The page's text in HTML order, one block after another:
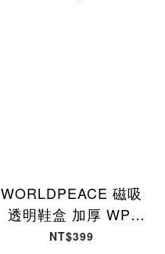
WORLDPEACE 磁吸
透明鞋盒 加厚 WP-
SHOESBOX01 [現貨
NT$399